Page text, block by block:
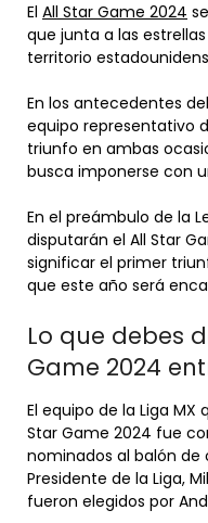
El All Star Game 2024
que junta a las estrellas
territorio
En los antecedentes
equipo representativo
triunfo en ambas
busca imponerse con
En el preámbulo de la
disputarán el All Star
significar el primer
que este año será
Lo que debes
Game 2024
El equipo de la Liga MX
Star Game 2024 fue
nominados al balón de
Presidente de la Liga,
fueron elegidos por